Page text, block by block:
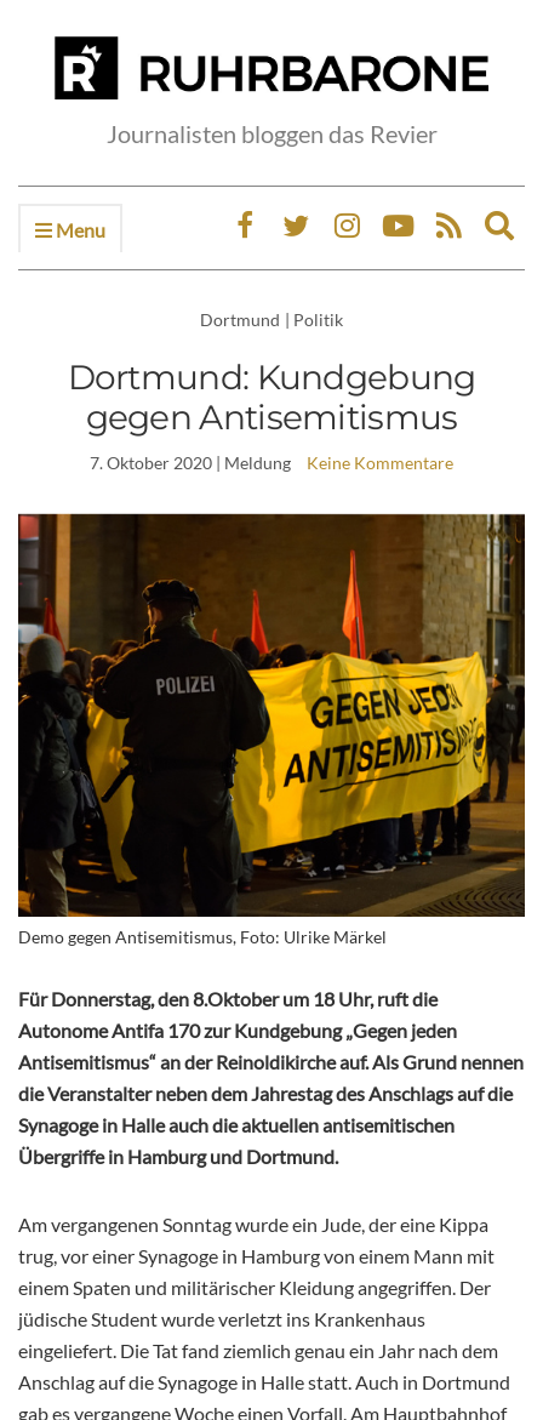
Journalisten bloggen das Revier
Menu
Dortmund | Politik
Dortmund: Kundgebung
gegen Antisemitismus
7. Oktober 2020 | Meldung Keine Kommentare
Demo gegen Antisemitismus, Foto: Ulrike Märkel
Für Donnerstag, den 8.Oktober um 18 Uhr, ruft die
Autonome Antifa 170 zur Kundgebung „Gegen jeden
Antisemitismus“ an der Reinoldikirche auf. Als Grund nennen
die Veranstalter neben dem Jahrestag des Anschlags auf die
Synagoge in Halle auch die aktuellen antisemitischen
Übergriffe in Hamburg und Dortmund.
Am vergangenen Sonntag wurde ein Jude, der eine Kippa
trug, vor einer Synagoge in Hamburg von einem Mann mit
einem Spaten und militärischer Kleidung angegriffen. Der
jüdische Student wurde verletzt ins Krankenhaus
eingeliefert. Die Tat fand ziemlich genau ein Jahr nach dem
Anschlag auf die Synagoge in Halle statt. Auch in Dortmund
gab es vergangene Woche einen Vorfall. Am Hauptbahnhof